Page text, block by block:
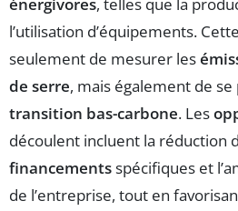
énergivores, telles que la
l’utilisation d’équipements.
seulement de mesurer les
de serre, mais également de
transition bas-carbone. Les
découlent incluent la réduction
financementsspécifiques et
de l’entreprise, tout en